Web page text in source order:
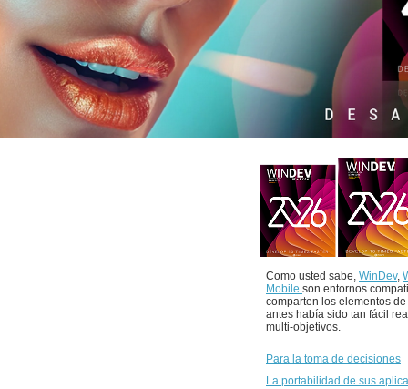
Como usted sabe, WinDev,
Mobile son entornos
comparten los elementos
antes había sido tan fácil
multi-objetivos.
Para la toma de decisiones
La portabilidad de sus